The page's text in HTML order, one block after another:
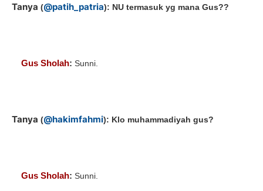
Tanya (@patih_patria): NU termasuk yg mana Gus??
Gus Sholah: Sunni.
Tanya (@hakimfahmi): Klo muhammadiyah gus?
Gus Sholah: Sunni.